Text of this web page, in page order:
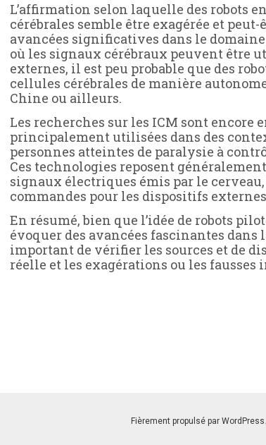
L’affirmation selon laquelle des robots
cérébrales semble être exagérée et
avancées significatives dans le
où les signaux cérébraux peuvent être
externes, il est peu probable que des
cellules cérébrales de manière
Chine ou ailleurs.
Les recherches sur les ICM sont encore
principalement utilisées dans des
personnes atteintes de paralysie à
Ces technologies reposent
signaux électriques émis par le
commandes pour les dispositifs
En résumé, bien que l’idée de robots
évoquer des avancées fascinantes
important de vérifier les sources et de
réelle et les exagérations ou les fausses
Fièrement propulsé par WordPress